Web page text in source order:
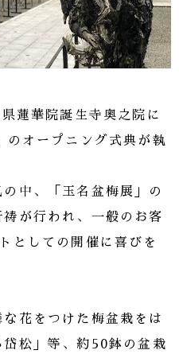
蓮華院誕生寺奥之院に
のオープニング式典が執
中、「玉名盆梅展」の
が行われ、一般のお客
としての開催に喜びを
花をつけた梅盆栽をは
岱松」等、約50鉢の盆栽